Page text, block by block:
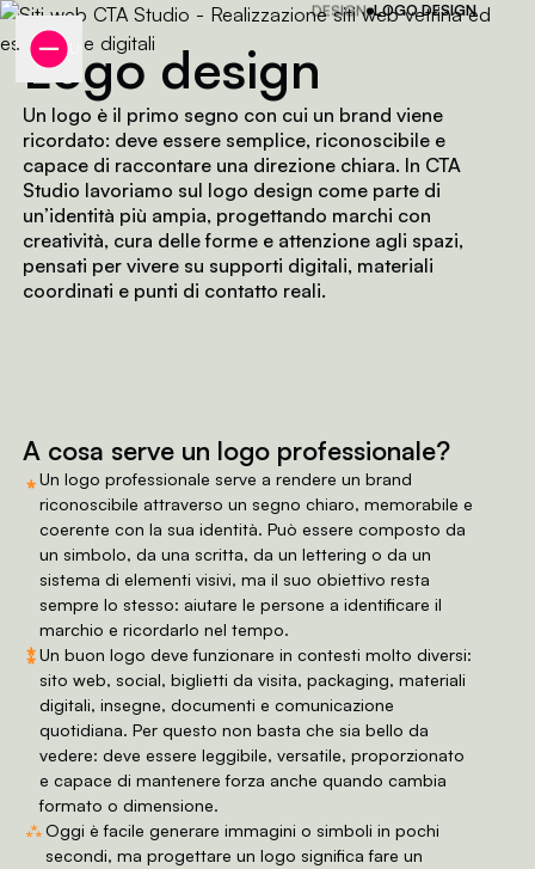
MENU
DESIGN LOGO DESIGN
Logo design
Logo design e
Progettiamo logo
Un logo è il primo segno con cui un brand viene
ricordato: deve essere semplice, riconoscibile e
capace di raccontare una direzione chiara. In CTA
Studio lavoriamo sul logo design come parte di
un’identità più ampia, progettando marchi con
creatività, cura delle forme e attenzione agli spazi,
pensati per vivere su supporti digitali, materiali
coordinati e punti di contatto reali.
A cosa serve un logo professionale?
⁎Un logo professionale serve a rendere un brand
riconoscibile attraverso un segno chiaro, memorabile e
coerente con la sua identità. Può essere composto da
un simbolo, da una scritta, da un lettering o da un
sistema di elementi visivi, ma il suo obiettivo resta
sempre lo stesso: aiutare le persone a identificare il
marchio e ricordarlo nel tempo.
⁑Un buon logo deve funzionare in contesti molto diversi:
sito web, social, biglietti da visita, packaging, materiali
digitali, insegne, documenti e comunicazione
quotidiana. Per questo non basta che sia bello da
vedere: deve essere leggibile, versatile, proporzionato
e capace di mantenere forza anche quando cambia
formato o dimensione.
⁂Oggi è facile generare immagini o simboli in pochi
secondi, ma progettare un logo significa fare un